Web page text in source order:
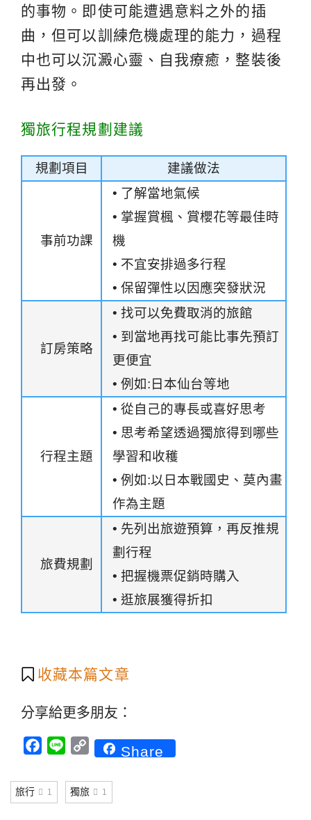
的事物。即使可能遭遇意料之外的插
曲，但可以訓練危機處理的能力，過程
中也可以沉澱心靈、自我療癒，整裝後
再出發。
獨旅行程規劃建議
規劃項目 建議做法
事前功課
• 了解當地氣候
• 掌握賞楓、賞櫻花等最佳時
機
• 不宜安排過多行程
• 保留彈性以因應突發狀況
訂房策略
• 找可以免費取消的旅館
• 到當地再找可能比事先預訂
更便宜
• 例如:日本仙台等地
行程主題
• 從自己的專長或喜好思考
• 思考希望透過獨旅得到哪些
學習和收穫
• 例如:以日本戰國史、莫內畫
作為主題
旅費規劃
• 先列出旅遊預算，再反推規
劃行程
• 把握機票促銷時購入
• 逛旅展獲得折扣
收藏本篇文章
分享給更多朋友：
Facebook
Line CopyShare
旅行 1 獨旅 1